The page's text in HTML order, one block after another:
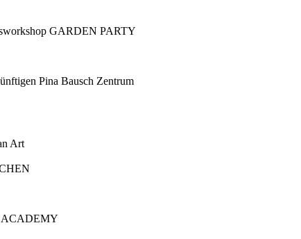
GARDEN PARTY
Pina Bausch Zentrum
Art
ACADEMY